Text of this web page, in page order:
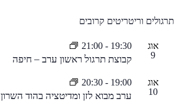
תרגולים וריטריטים קרובים
אוג
9
19:30
-
21:00
קבוצת תרגול ראשון ערב – חיפה
אוג
10
19:00
-
20:30
ערב מבוא לזן ומדיטציה בהוד השרון